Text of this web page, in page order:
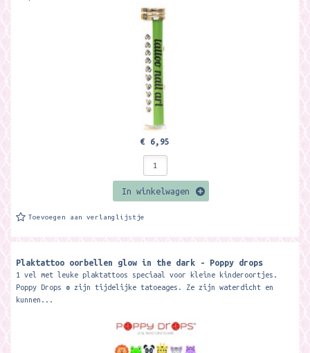
€ 6,95
In winkelwagen
Toevoegen aan verlanglijstje
Plaktattoo oorbellen glow in the dark - Poppy drops
1 vel met leuke plaktattoos speciaal voor kleine kinderoortjes.
Poppy Drops ® zijn tijdelijke tatoeages. Ze zijn waterdicht en
kunnen...